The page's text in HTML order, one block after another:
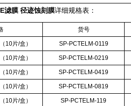
滤膜 径迹蚀刻膜详细规格表：
货号
（ 10片/盒） SP-PCTELM-0119
（ 10片/盒） SP-PCTELM-0219
（ 10片/盒） SP-PCTELM-0419
（ 10片/盒） SP-PCTELM-0819
（ 10片/盒） SP-PCTELM-119